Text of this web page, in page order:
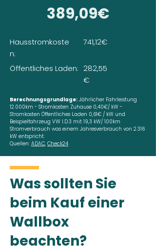
389,09€
Hausstromkoste
n:
Öffentliches Laden:
741,12€
282,55
€
Berechnungsgrundlage: Jährlicher Fahrleistung
12.000km - Stromkosten Zuhause 0,40€/ kW -
Stromkosten Öffentliches Laden 0,61€ / kW und
Beispielfahrzeug VW I.D.3 mit 19,3 kW/ 100km
Stromverbrauch was einem Jahresverbrauch von 2.316
kW entspricht.
Quellen: ADAC, Check24
Was sollten Sie
beim Kauf einer
Wallbox
beachten?